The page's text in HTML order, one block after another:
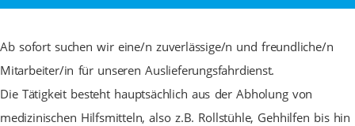
Ab sofort suchen wir eine/n zuverlässige/n und freundliche/n
Mitarbeiter/in für unseren Auslieferungsfahrdienst.
Die Tätigkeit besteht hauptsächlich aus der Abholung von
medizinischen Hilfsmitteln, also z.B. Rollstühle, Gehhilfen bis hin